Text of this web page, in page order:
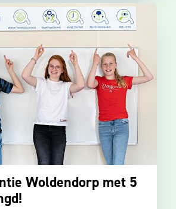
Woldendorp met 5